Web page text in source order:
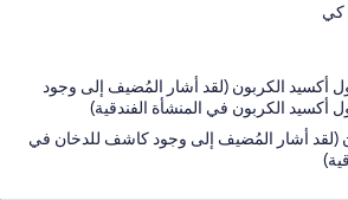
كي
أكسيد الكربون (لقد أشار المُضيف إلى وجود
أكسيد الكربون في المنشأة الفندقية)
(لقد أشار المُضيف إلى وجود كاشف للدخان في